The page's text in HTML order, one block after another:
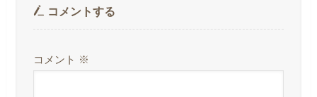
コメントする
コメント ※